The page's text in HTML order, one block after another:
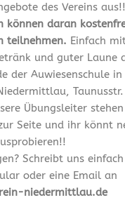
des Vereins
können daran
teilnehmen. Einfach
und guter Laune
der Auwiesenschule in
Übungsleiter
Seite und ihr könnt
Schreibt uns
oder eine Email an
niedermittlau.de